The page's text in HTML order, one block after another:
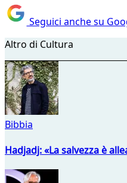
Seguici anche su
Altro di Cultura
Bibbia
Hadjadj: «La salvezza è